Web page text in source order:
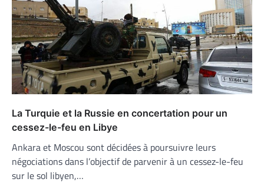
La Turquie et la Russie en concertation pour un
cessez-le-feu en Libye
Ankara et Moscou sont décidées à poursuivre leurs
négociations dans l’objectif de parvenir à un cessez-le-feu
sur le sol libyen,…